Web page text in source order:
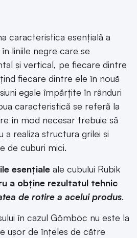
caracteristica esențială a
liniile negre care se
și vertical, pe fiecare dintre
fiecare dintre ele în nouă
egale împărțite în rânduri
caracteristică se referă la
în mod necesar trebuie să
a realiza structura grilei și
de cuburi mici.
esențiale ale cubului Rubik
a obține rezultatul tehnic
de rotire a acelui produs.
în cazul Gömböc nu este la
ușor de înțeles de către